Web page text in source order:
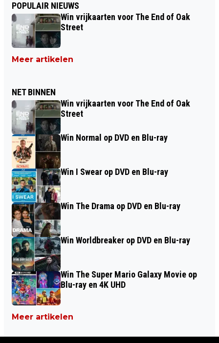
POPULAIR NIEUWS
Win vrijkaarten voor The End of Oak
Street
Meer artikelen
NET BINNEN
Win vrijkaarten voor The End of Oak
Street
Win Normal op DVD en Blu-ray
Win I Swear op DVD en Blu-ray
Win The Drama op DVD en Blu-ray
Win Worldbreaker op DVD en Blu-ray
Win The Super Mario Galaxy Movie op
Blu-ray en 4K UHD
Meer artikelen